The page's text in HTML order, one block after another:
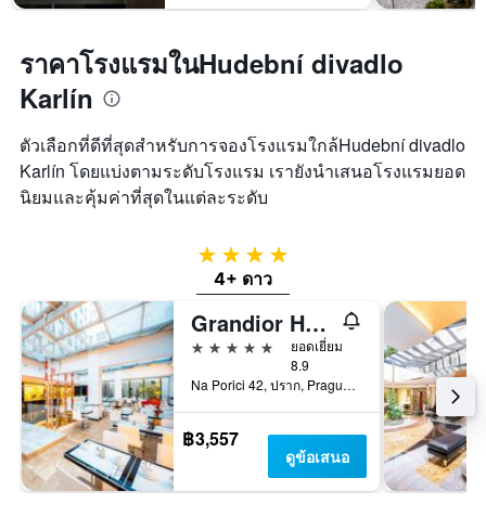
ราคาโรงแรมในHudební divadlo
Karlín
ตัวเลือกที่ดีที่สุดสำหรับการจองโรงแรมใกล้Hudební divadlo
Karlín โดยแบ่งตามระดับโรงแรม เรายังนำเสนอโรงแรมยอด
นิยมและคุ้มค่าที่สุดในแต่ละระดับ
4 ดาว
4+ ดาว
Grandior Hotel Prague
5 ดาว
ยอดเยี่ยม
8.9
Na Porici 42, ปราก, Prague Region, สาธารณรัฐเช็ก
฿3,557
ดูข้อเสนอ